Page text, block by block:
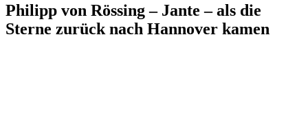
Philipp von Rössing – Jante – als die
Sterne zurück nach Hannover kamen